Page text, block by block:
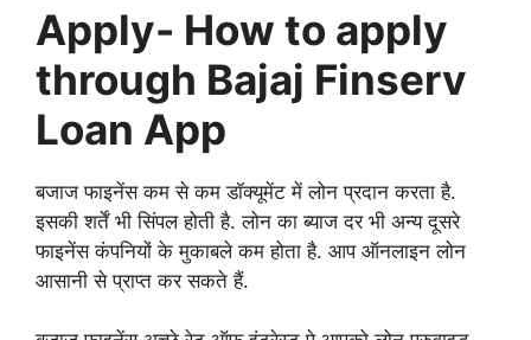
Apply- How to apply
through Bajaj Finserv
Loan App
बजाज फाइनेंस कम से कम डॉक्यूमेंट में लोन प्रदान करता है.
इसकी शर्तें भी सिंपल होती है. लोन का ब्याज दर भी अन्य दूसरे
फाइनेंस कंपनियों के मुकाबले कम होता है. आप ऑनलाइन लोन
आसानी से प्राप्त कर सकते हैं.